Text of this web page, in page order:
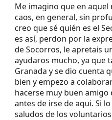
Me imagino que en
caos, en general, sin
creo que sé quién es el
es así, perdon por la
de Socorros, le apretais
ayudaros mucho, ya que
Granada y se dio cuenta
bien y empezo a
hacerse muy buen
antes de irse de aqui. Si
saludos de los